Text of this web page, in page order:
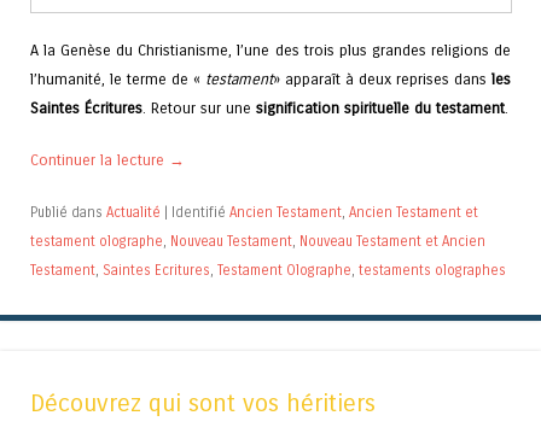
A la Genèse du Christianisme, l’une des trois plus grandes religions de
l’humanité, le terme de « testament» apparaît à deux reprises dans les
Saintes Écritures. Retour sur une signification spirituelle du testament.
Continuer la lecture →
Publié dans Actualité Identifié Ancien Testament, Ancien Testament et
testament olographe, Nouveau Testament, Nouveau Testament et Ancien
Testament, Saintes Ecritures, Testament Olographe, testaments olographes
Découvrez qui sont vos héritiers